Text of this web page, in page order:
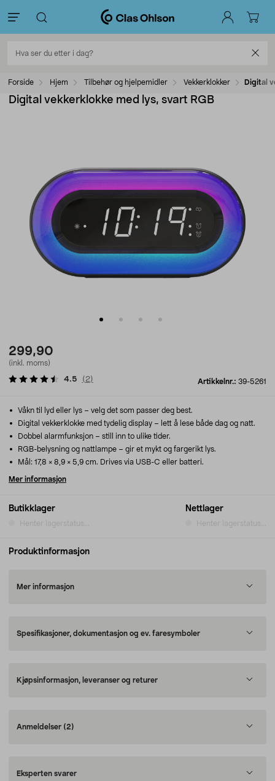
Forside Hjem Tilbehør og hjelpemidler Vekkerklokker Digital
Digital vekkerklokke med lys, svart RGB
299,90
(inkl. moms)
Artikkelnr.: 39-5261
4.5 ( 2)
Butikklager
Henter lagerstatus...
Nettlager
Henter lagerstatus...
Våkn til lyd eller lys – velg det som passer deg best.
Digital vekkerklokke med tydelig display – lett å lese både dag og natt.
Dobbel alarmfunksjon – still inn to ulike tider.
RGB-belysning og nattlampe – gir et mykt og fargerikt lys.
Mål: 17,8 × 8,9 × 5,9 cm. Drives via USB-C eller batteri.
Mer informasjon
Produktinformasjon
Mer informasjon
Spesifikasjoner, dokumentasjon og ev. faresymboler
Kjøpsinformasjon, leveranser og returer
Anmeldelser (2)
Eksperten svarer